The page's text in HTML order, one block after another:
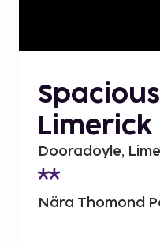
Limerick
Dooradoyle,
Nära Thomond